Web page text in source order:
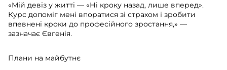
«Мій девіз у житті — «Ні кроку назад, лише вперед».
Курс допоміг мені впоратися зі страхом і зробити
впевнені кроки до професійного зростання,» —
зазначає Євгенія.
Плани на майбутнє